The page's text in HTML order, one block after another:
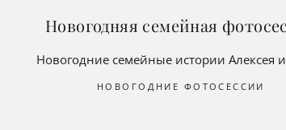
Новогодняя семейная
Новогодние семейные истории Алексея
НОВОГОДНИЕ ФОТОСЕССИИ